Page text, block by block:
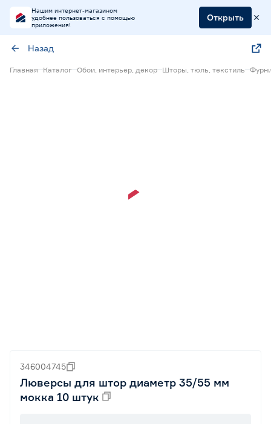
Нашим интернет-магазином
удобнее пользоваться с помощью
приложения!
Открыть
Назад
Главная Каталог Обои, интерьер, декор Шторы, тюль, текстиль
346004745
Люверсы для штор диаметр 35/55 мм
мокка 10 штук